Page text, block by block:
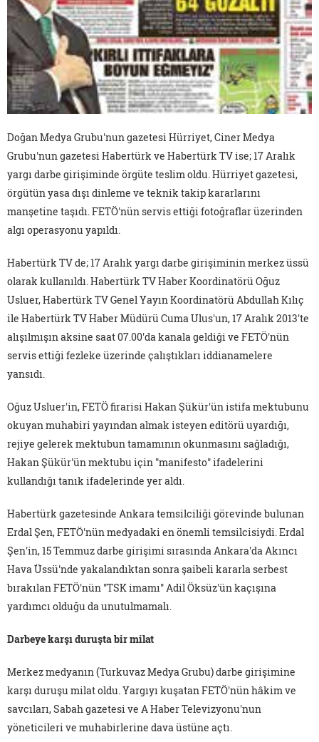
Doğan Medya Grubu'nun gazetesi Hürriyet, Ciner Medya
Grubu'nun gazetesi Habertürk ve Habertürk TV ise; 17 Aralık
yargı darbe girişiminde örgüte teslim oldu. Hürriyet gazetesi,
örgütün yasa dışı dinleme ve teknik takip kararlarını
manşetine taşıdı. FETÖ'nün servis ettiği fotoğraflar üzerinden
algı operasyonu yapıldı.
Habertürk TV de; 17 Aralık yargı darbe girişiminin merkez üssü
olarak kullanıldı. Habertürk TV Haber Koordinatörü Oğuz
Usluer, Habertürk TV Genel Yayın Koordinatörü Abdullah Kılıç
ile Habertürk TV Haber Müdürü Cuma Ulus'un, 17 Aralık 2013'te
alışılmışın aksine saat 07.00'da kanala geldiği ve FETÖ'nün
servis ettiği fezleke üzerinde çalıştıkları iddianamelere
yansıdı.
Oğuz Usluer'in, FETÖ firarisi Hakan Şükür'ün istifa mektubunu
okuyan muhabiri yayından almak isteyen editörü uyardığı,
rejiye gelerek mektubun tamamının okunmasını sağladığı,
Hakan Şükür'ün mektubu için "manifesto" ifadelerini
kullandığı tanık ifadelerinde yer aldı.
Habertürk gazetesinde Ankara temsilciliği görevinde bulunan
Erdal Şen, FETÖ'nün medyadaki en önemli temsilcisiydi. Erdal
Şen'in, 15 Temmuz darbe girişimi sırasında Ankara'da Akıncı
Hava Üssü'nde yakalandıktan sonra şaibeli kararla serbest
bırakılan FETÖ'nün "TSK imamı" Adil Öksüz'ün kaçışına
yardımcı olduğu da unutulmamalı.
Darbeye karşı duruşta bir milat
Merkez medyanın (Turkuvaz Medya Grubu) darbe girişimine
karşı duruşu milat oldu. Yargıyı kuşatan FETÖ'nün hâkim ve
savcıları, Sabah gazetesi ve A Haber Televizyonu'nun
yöneticileri ve muhabirlerine dava üstüne açtı.